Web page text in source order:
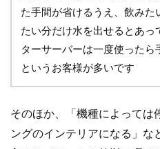
た手間が省けるうえ、飲みた
たい分だけ水を出せるとあっ
ターサーバーは一度使ったら
というお客様が多いです
そのほか、「機種によっては
ングのインテリアになる」な